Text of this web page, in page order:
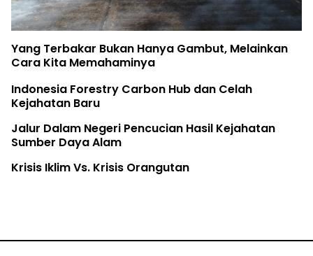
Yang Terbakar Bukan Hanya Gambut, Melainkan
Cara Kita Memahaminya
Indonesia Forestry Carbon Hub dan Celah
Kejahatan Baru
Jalur Dalam Negeri Pencucian Hasil Kejahatan
Sumber Daya Alam
Krisis Iklim Vs. Krisis Orangutan